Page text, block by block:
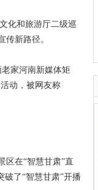
化和旅游厅二级巡
传新路径。
家河南新媒体矩
动，被网友称
区在“智慧甘肃”直
破了“智慧甘肃”开播